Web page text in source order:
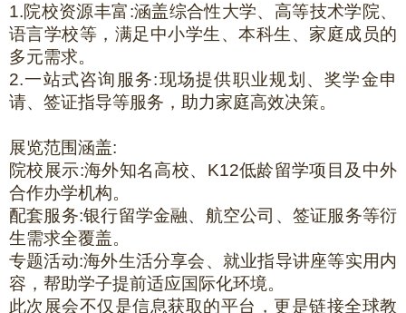
1.院校资源丰富:涵盖综合性大学、高等技术学院、
语言学校等，满足中小学生、本科生、家庭成员的
多元需求。
2.一站式咨询服务:现场提供职业规划、奖学金申
请、签证指导等服务，助力家庭高效决策。
展览范围涵盖:
院校展示:海外知名高校、 K12低龄留学项目及中外
合作办学机构。
配套服务:银行留学金融、航空公司、签证服务等衍
生需求全覆盖。
专题活动:海外生活分享会、就业指导讲座等实用内
容，帮助学子提前适应国际化环境。
此次展会不仅是信息获取的平台，更是链接全球教